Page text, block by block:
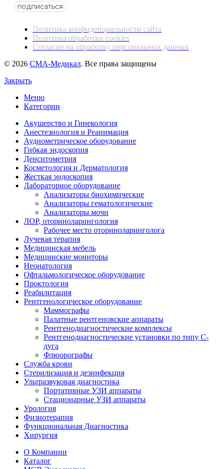
подписаться
Политика конфиденциальности сайта
Политика обработки cookies
Согласие на обработку персональных данных
© 2026 СМА-Медикал. Все права защищены
Закрыть
Меню
Категории
Акушерство и Гинекология
Анестезиология и Реанимация
Аудиометрическое оборудование
Гибкая эндоскопия
Денситометрия
Косметология и Дерматология
Жесткая эндоскопия
Лабораторное оборудование
Анализаторы биохимические
Анализаторы гематологические
Анализаторы мочи
ЛОР, оториноларингология
Рабочее место оториноларинголога
Лучевая терапия
Медицинская мебель
Медицинские мониторы
Неонатология
Офтальмологическое оборудование
Проктология
Реабилитация
Рентгенологическое оборудование
Маммографы
Палатные рентгеновские аппараты
Рентгенодиагностические комплексы
Рентгенодиагностические установки по типу С-
дуга
Флюорографы
Служба крови
Стерилизация и дезинфекция
Ультразвуковая диагностика
Портативные УЗИ аппараты
Стационарные УЗИ аппараты
Урология
Физиотерапия
Функциональная Диагностика
Хирургия
О Компании
Каталог